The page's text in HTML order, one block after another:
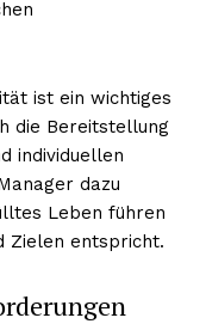
ist ein wichtiges
die Bereitstellung
individuellen
dazu
Leben führen
Zielen entspricht.